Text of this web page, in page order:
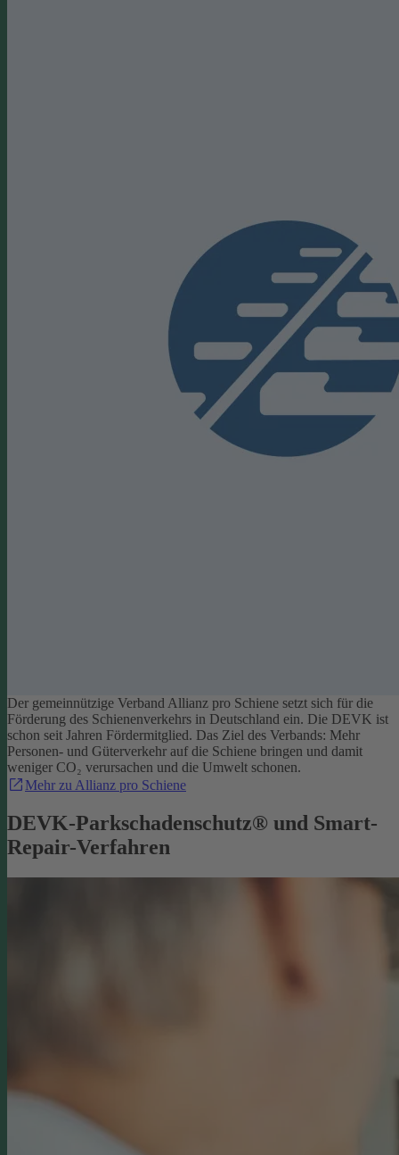
Der gemeinnützige Verband Allianz pro Schiene setzt sich für die
Förderung des Schienenverkehrs in Deutschland ein. Die DEVK ist
schon seit Jahren Fördermitglied. Das Ziel des Verbands: Mehr
Personen- und Güterverkehr auf die Schiene bringen und damit
weniger CO₂ verursachen und die Umwelt schonen.
Mehr zu Allianz pro Schiene
DEVK-Parkschadenschutz® und Smart-
Repair-Verfahren